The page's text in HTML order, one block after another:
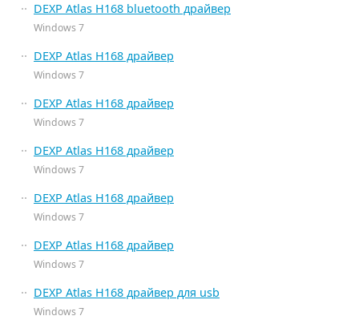
DEXP Atlas H168 bluetooth драйвер
Windows 7
DEXP Atlas H168 драйвер
Windows 7
DEXP Atlas H168 драйвер
Windows 7
DEXP Atlas H168 драйвер
Windows 7
DEXP Atlas H168 драйвер
Windows 7
DEXP Atlas H168 драйвер
Windows 7
DEXP Atlas H168 драйвер для usb
Windows 7